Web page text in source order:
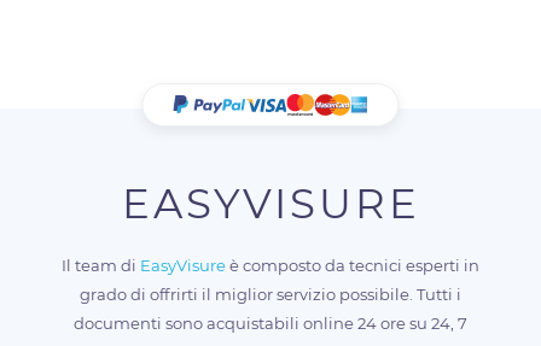
EASYVISURE
Il team di EasyVisureè composto da tecnici esperti in
grado di offrirti il miglior servizio possibile. Tutti i
documenti sono acquistabili online 24 ore su 24, 7